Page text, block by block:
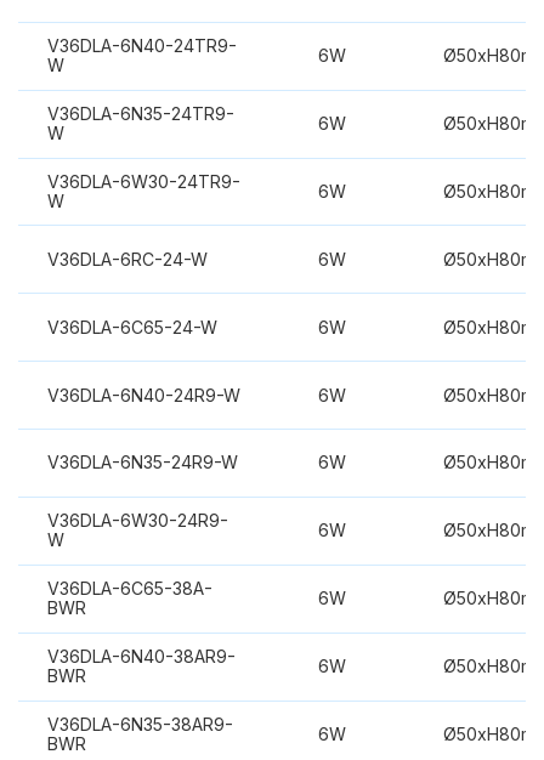
V36DLA-6N40-24TR9-
W
6W
V36DLA-6N35-24TR9-
W
6W
V36DLA-6W30-24TR9-
W
6W
V36DLA-6RC-24-W 6W
V36DLA-6C65-24-W 6W
V36DLA-6N40-24R9-W 6W
V36DLA-6N35-24R9-W 6W
V36DLA-6W30-24R9-
W
6W
V36DLA-6C65-38A-
BWR
6W
V36DLA-6N40-38AR9-
BWR
6W
V36DLA-6N35-38AR9-
BWR
6W